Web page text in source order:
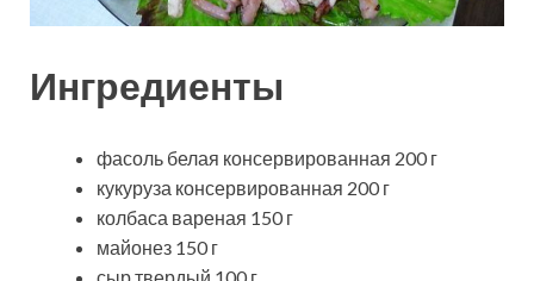
Ингредиенты
фасоль белая консервированная 200 г
кукуруза консервированная 200 г
колбаса вареная 150 г
майонез 150 г